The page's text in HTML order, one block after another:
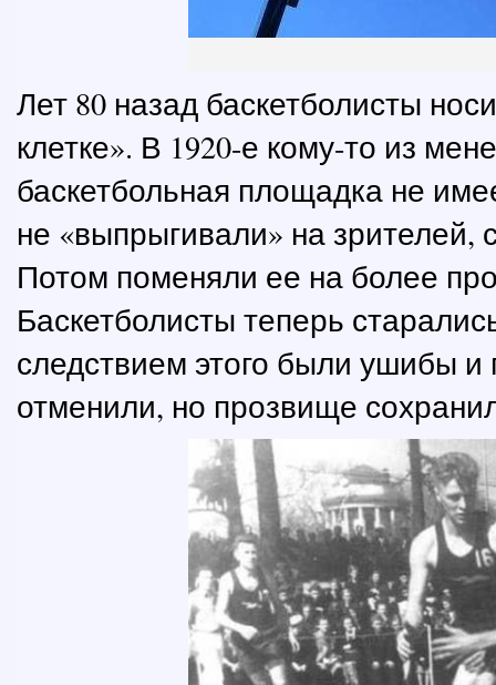
Лет 80 назад баскетболисты
клетке». В 1920-е кому-то из
баскетбольная площадка не
не «выпрыгивали» на зрителей,
Потом поменяли ее на более
Баскетболисты теперь
следствием этого были ушибы и
отменили, но прозвище